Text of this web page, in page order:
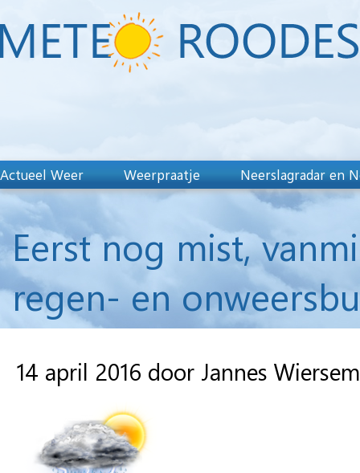
Actueel Weer Weerpraatje Neerslagradar en
Eerst nog mist,
regen- en
14 april 2016 door Jannes